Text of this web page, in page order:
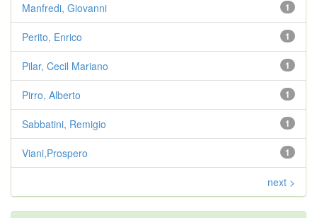
1
Manfredi, Giovanni
1
Perito, Enrico
1
Pilar, Cecil Mariano
1
Pirro, Alberto
1
Sabbatini, Remigio
1
Viani,Prospero
next >